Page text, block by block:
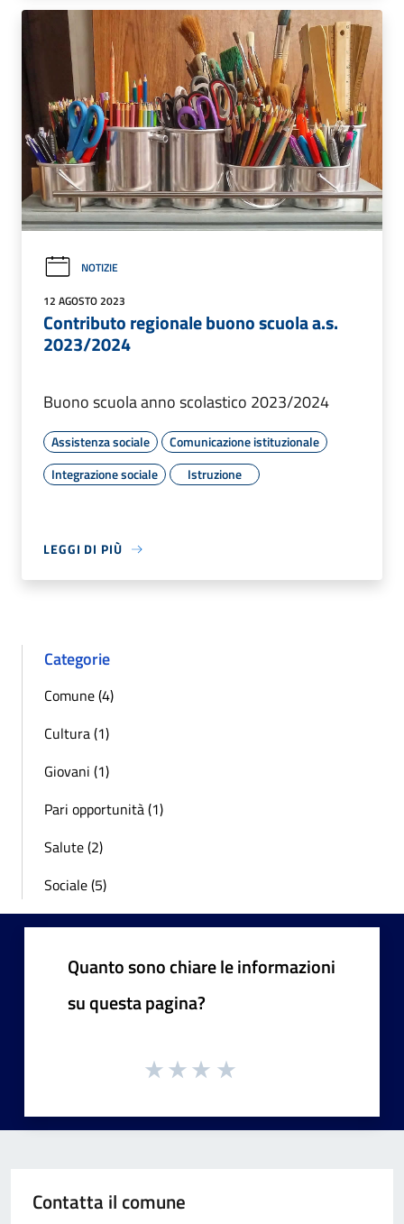
NOTIZIE
12 AGOSTO 2023
Contributo regionale buono scuola a.s.
2023/2024
Buono scuola anno scolastico 2023/2024
Assistenza sociale
Comunicazione istituzionale
Integrazione sociale
Istruzione
LEGGI DI PIÙ
Categorie
Comune (4)
Cultura (1)
Giovani (1)
Pari opportunità (1)
Salute (2)
Sociale (5)
Quanto sono chiare le informazioni
su questa pagina?
Contatta il comune